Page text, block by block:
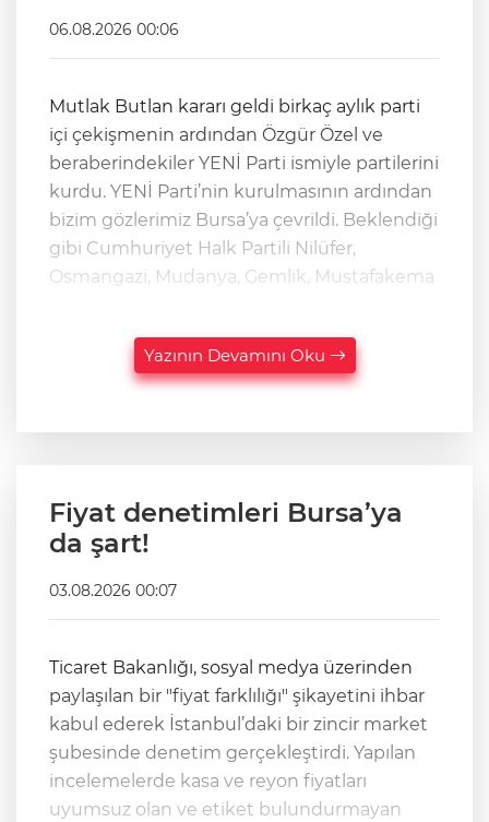
06.08.2026 00:06
Mutlak Butlan kararı geldi birkaç aylık parti
içi çekişmenin ardından Özgür Özel ve
beraberindekiler YENİ Parti ismiyle partilerini
kurdu. YENİ Parti’nin kurulmasının ardından
bizim gözlerimiz Bursa’ya çevrildi. Beklendiği
gibi Cumhuriyet Halk Partili Nilüfer,
Osmangazi, Mudanya, Gemlik, Mustafakema
Yazının Devamını Oku
Fiyat denetimleri Bursa’ya
da şart!
03.08.2026 00:07
Ticaret Bakanlığı, sosyal medya üzerinden
paylaşılan bir "fiyat farklılığı" şikayetini ihbar
kabul ederek İstanbul’daki bir zincir market
şubesinde denetim gerçekleştirdi. Yapılan
incelemelerde kasa ve reyon fiyatları
uyumsuz olan ve etiket bulundurmayan